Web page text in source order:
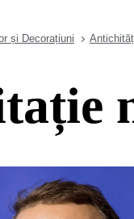
și Decorațiuni